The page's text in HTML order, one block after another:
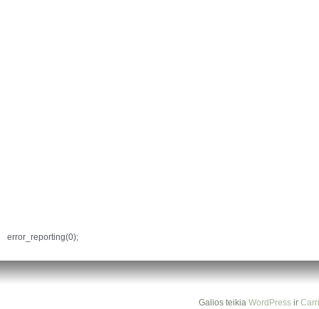
error_reporting(0);
Galios teikia WordPressir